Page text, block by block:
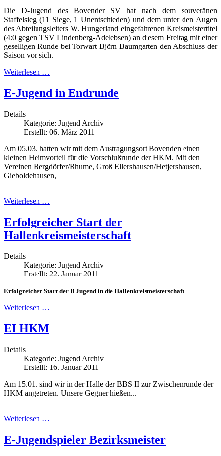
Die D-Jugend des Bovender SV hat nach dem souveränen
Staffelsieg (11 Siege, 1 Unentschieden) und dem unter den Augen
des Abteilungsleiters W. Hungerland eingefahrenen Kreismeistertitel
(4:0 gegen TSV Lindenberg-Adelebsen) an diesem Freitag mit einer
geselligen Runde bei Torwart Björn Baumgarten den Abschluss der
Saison vor sich.
Weiterlesen …
E-Jugend in Endrunde
Details
Kategorie: Jugend Archiv
Erstellt: 06. März 2011
Am 05.03. hatten wir mit dem Austragungsort Bovenden einen
kleinen Heimvorteil für die Vorschlußrunde der HKM. Mit den
Vereinen Bergdörfer/Rhume, Groß Ellershausen/Hetjershausen,
Gieboldehausen,
Weiterlesen …
Erfolgreicher Start der
Hallenkreismeisterschaft
Details
Kategorie: Jugend Archiv
Erstellt: 22. Januar 2011
Erfolgreicher Start der B Jugend in die Hallenkreismeisterschaft
Weiterlesen …
EI HKM
Details
Kategorie: Jugend Archiv
Erstellt: 16. Januar 2011
Am 15.01. sind wir in der Halle der BBS II zur Zwischenrunde der
HKM angetreten. Unsere Gegner hießen...
Weiterlesen …
E-Jugendspieler Bezirksmeister